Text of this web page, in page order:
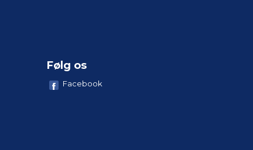
Følg os
Facebook